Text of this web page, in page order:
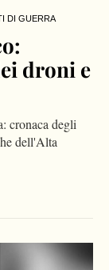
DI GUERRA
droni e
cronaca degli
dell'Alta